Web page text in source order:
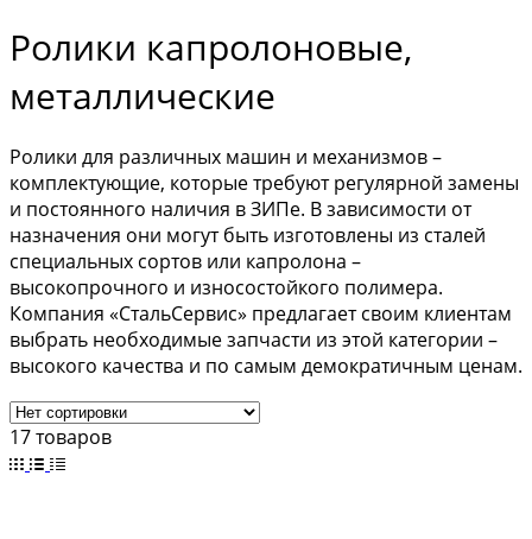
Ролики капролоновые,
металлические
Ролики для различных машин и механизмов –
комплектующие, которые требуют регулярной замены
и постоянного наличия в ЗИПе. В зависимости от
назначения они могут быть изготовлены из сталей
специальных сортов или капролона –
высокопрочного и износостойкого полимера.
Компания «СтальСервис» предлагает своим клиентам
выбрать необходимые запчасти из этой категории –
высокого качества и по самым демократичным ценам.
17 товаров